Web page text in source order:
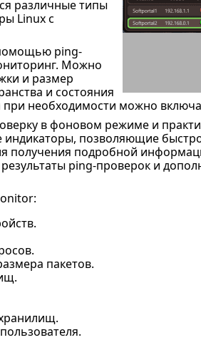
различные типы
Linux с
помощью ping-
Можно
и размер
и состояния
необходимости можно
в фоновом режиме и
индикаторы, позволяющие
подробной
ping-проверок и
пакетов.